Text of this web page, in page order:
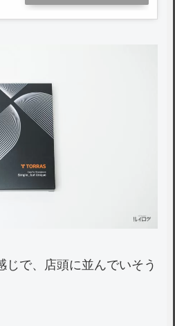
じで、店頭に並んでいそう